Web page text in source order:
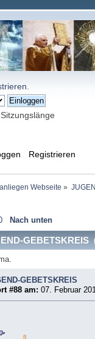
Registrieren
Webseite »
Nach unten
GEBETSKREIS
GEBETSKREIS
#88 am: 07. Februar